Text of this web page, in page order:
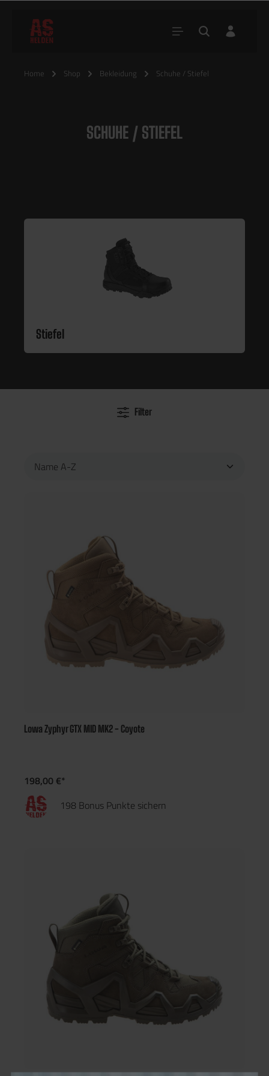
Home Shop Bekleidung Schuhe / Stiefel
SCHUHE / STIEFEL
Stiefel
Filter
Lowa Zyphyr GTX MID MK2 - Coyote
198,00 €*
198 Bonus Punkte sichern